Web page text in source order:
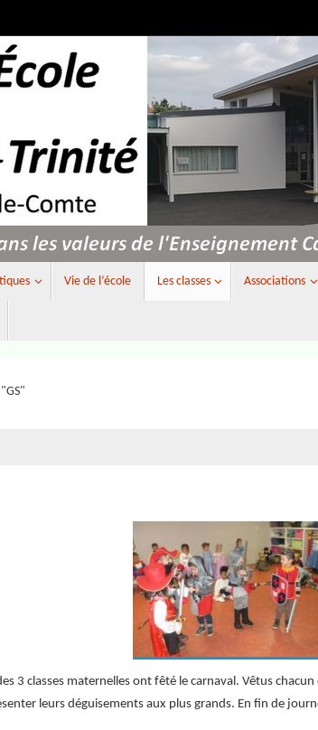
Vie de l’école Les classes Associations
3 classes maternelles ont fêté le carnaval. Vêtus
leurs déguisements aux plus grands. En fin de